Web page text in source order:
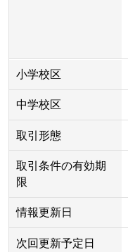
小学校区
中学校区
取引形態
取引条件の有効期
限
情報更新日
次回更新予定日